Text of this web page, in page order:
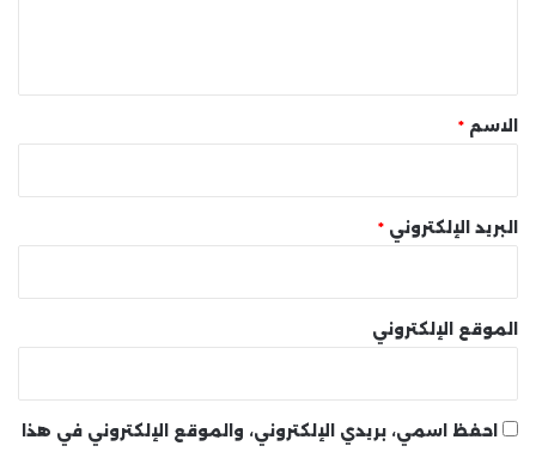
* الاسم *
البريد الإلكتروني *
الموقع الإلكتروني
احفظ اسمي، بريدي الإلكتروني، والموقع الإلكتروني في هذا